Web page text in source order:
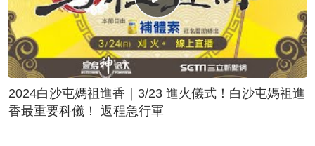
2024白沙屯媽祖進香｜3/23 進火儀式！白沙屯媽祖進
香最重要科儀！ 返程急行軍